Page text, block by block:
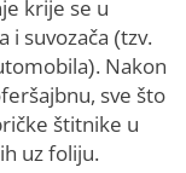
krije se u
i suvozača (tzv.
Nakon
sve što
štitnike u
uz foliju.